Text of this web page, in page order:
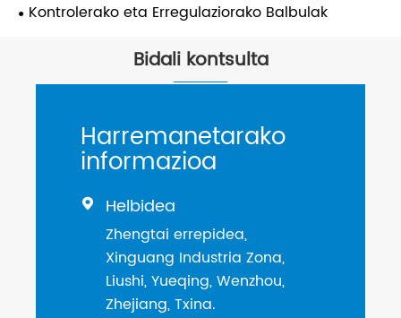
Kontrolerako eta Erregulaziorako Balbulak
Bidali kontsulta
Harremanetarako
informazioa
 Helbidea
Zhengtai errepidea,
Xinguang Industria Zona,
Liushi, Yueqing, Wenzhou,
Zhejiang, Txina.